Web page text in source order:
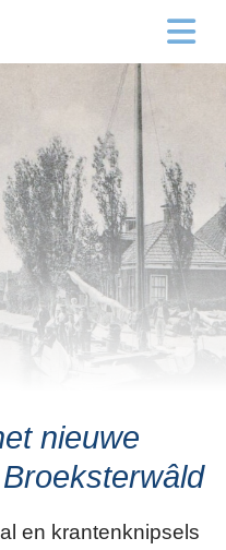
nieuwe
en krantenknipsels